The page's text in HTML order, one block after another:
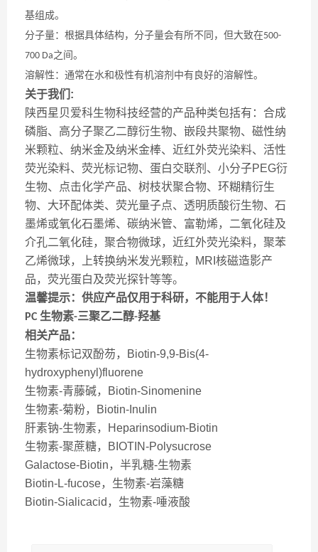
基组成。
分子量：根据具体结构，分子量会有所不同，但大致在500-
700 Da之间。
溶解性：通常在水和极性有机溶剂中有良好的溶解性。
关于我们:
陕西星贝爱科生物科技经营的产品种类包括有：合成
磷脂、高分子聚乙二醇衍生物、嵌段共聚物、磁性纳
米颗粒、纳米金及纳米金棒、近红外荧光染料、活性
荧光染料、荧光标记物、蛋白交联剂、小分子PEG衍
生物、点击化学产品、树枝状聚合物、环糊精衍生
物、大环配体类、荧光量子点、透明质酸衍生物、石
墨烯或氧化石墨烯、碳纳米管、富勒烯，二氧化硅及
介孔二氧化硅，聚合物微球，近红外荧光染料，聚苯
乙烯微球，上转换纳米发光颗粒，MRI核磁造影产
品，荧光蛋白及荧光探针等等。
温馨提示：供应产品仅用于科研，不能用于人体！
PC 生物素-三聚乙二醇-羟基
相关产品：
生物素标记双酚芴，Biotin-9,9-Bis(4-
hydroxyphenyl)fluorene
生物素-青藤碱，Biotin-Sinomenine
生物素-菊粉，Biotin-Inulin
肝素钠-生物素，Heparinsodium-Biotin
生物素-聚蔗糖，BIOTIN-Polysucrose
Galactose-Biotin，半乳糖-生物素
Biotin-L-fucose，生物素-岩藻糖
Biotin-Sialicacid，生物素-唾液酸